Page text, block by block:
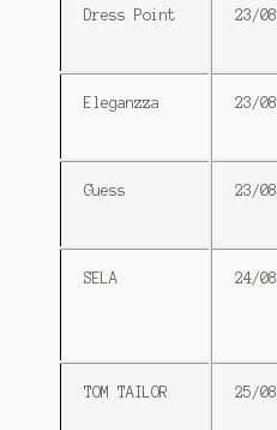
Dress Point 23/08
Eleganzza 23/08
Guess 23/08
SELA 24/08
TOM TAILOR 25/08